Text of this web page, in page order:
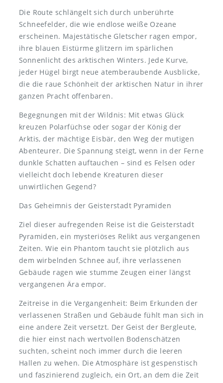
Die Route schlängelt sich durch unberührte
Schneefelder, die wie endlose weiße Ozeane
erscheinen. Majestätische Gletscher ragen empor,
ihre blauen Eistürme glitzern im spärlichen
Sonnenlicht des arktischen Winters. Jede Kurve,
jeder Hügel birgt neue atemberaubende Ausblicke,
die die raue Schönheit der arktischen Natur in ihrer
ganzen Pracht offenbaren.
Begegnungen mit der Wildnis: Mit etwas Glück
kreuzen Polarfüchse oder sogar der König der
Arktis, der mächtige Eisbär, den Weg der mutigen
Abenteurer. Die Spannung steigt, wenn in der Ferne
dunkle Schatten auftauchen – sind es Felsen oder
vielleicht doch lebende Kreaturen dieser
unwirtlichen Gegend?
Das Geheimnis der Geisterstadt Pyramiden
Ziel dieser aufregenden Reise ist die Geisterstadt
Pyramiden, ein mysteriöses Relikt aus vergangenen
Zeiten. Wie ein Phantom taucht sie plötzlich aus
dem wirbelnden Schnee auf, ihre verlassenen
Gebäude ragen wie stumme Zeugen einer längst
vergangenen Ära empor.
Zeitreise in die Vergangenheit: Beim Erkunden der
verlassenen Straßen und Gebäude fühlt man sich in
eine andere Zeit versetzt. Der Geist der Bergleute,
die hier einst nach wertvollen Bodenschätzen
suchten, scheint noch immer durch die leeren
Hallen zu wehen. Die Atmosphäre ist gespenstisch
und faszinierend zugleich, ein Ort, an dem die Zeit